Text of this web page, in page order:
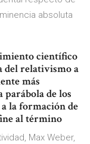
absoluta
científico
del relativismo a
más
parábola de los
la formación de
al término
Max Weber,